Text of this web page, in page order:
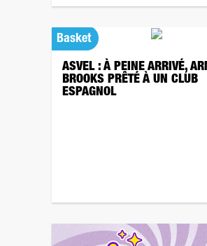
Basket
ASVEL : À PEINE ARRIVÉ,
BROOKS PRÊTÉ À UN CLUB
ESPAGNOL